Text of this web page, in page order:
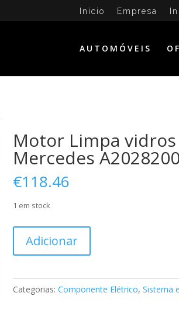
Início Empresa
AUTOMÓVEIS
Motor Limpa vidros
Mercedes
€118.46
1 em stock
Motor
vidros
Adicionar
Categorias:Componente Elétrico,Sistema